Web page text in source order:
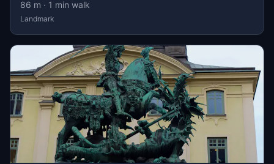
86 m · 1 min walk
Landmark